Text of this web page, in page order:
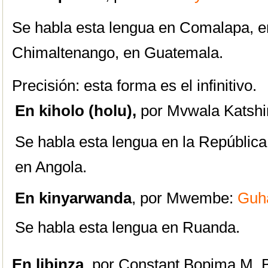
Se habla esta lengua en Comalapa,
Chimaltenango, en Guatemala.
Precisión: esta forma es el infinitivo.
En kiholo (holu), por Mvwala
Se habla esta lengua en la
en Angola.
En kinyarwanda, por Mwembe:
Se habla esta lengua en Ruanda.
En libinza , por Constant Bopima M.